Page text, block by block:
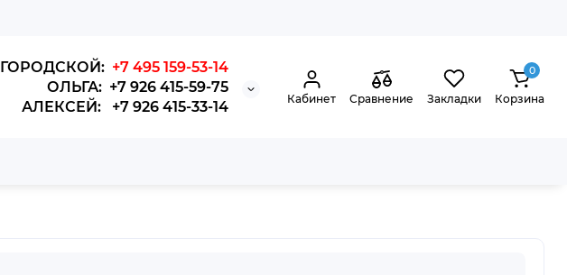
ГОРОДСКОЙ: +7 495 159-53-14
ОЛЬГА: +7 926 415-59-75
АЛЕКСЕЙ: +7 926 415-33-14
Кабинет Сравнение Закладки
0
Корзина